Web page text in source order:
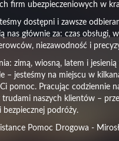
firm ubezpieczeniowych w
dostępni i zawsze
nas głównie za: czas obsługi,
niezawodność i
zimą, wiosną, latem i jesienią
– jesteśmy na miejscu w
pomoc. Pracując codziennie
trudami naszych klientów –
bezpiecznej podróży.
Pomoc Drogowa -